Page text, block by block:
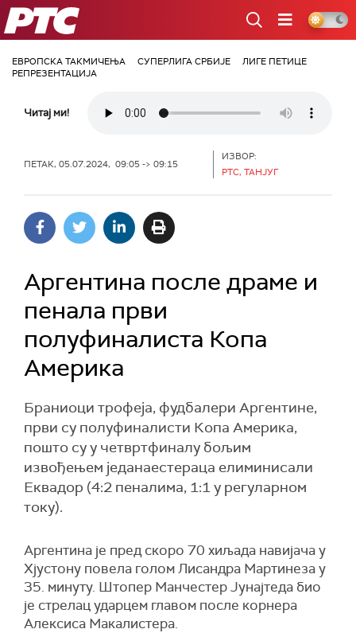
РТС
ЕВРОПСКА ТАКМИЧЕЊА СУПЕРЛИГА СРБИЈЕ
ЛИГЕ ПЕТИЦЕ
РЕПРЕЗЕНТАЦИЈА
Читај ми!
ПЕТАК, 05.07.2024, 09:05 -> 09:15
ИЗВОР:
РТС, ТАНЈУГ
Аргентина после драме и
пенала први
полуфиналиста Копа
Америка
Браниоци трофеја, фудбалери Аргентине,
први су полуфиналисти Копа Америка,
пошто су у четвртфиналу бољим
извођењем једанаестераца елиминисали
Еквадор (4:2 пеналима, 1:1 у регуларном
току).
Аргентина је пред скоро 70 хиљада навијача у
Хјустону повела голом Лисандра Мартинеза у
35. минуту. Штопер Манчестер Јунајтеда био
је стрелац ударцем главом после корнера
Алексиса Макалистера.